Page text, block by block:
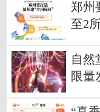
郑州
至2
自然
限量